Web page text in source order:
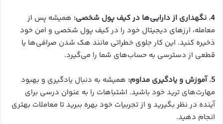
4. نگهداری از دارایی‌ها در کیف پول شخصی:
همیشه پس از
معامله، ارزهای دیجیتال خود را در کیف پول شخصی و امن خود
ذخیره کنید. این کار جلوی خطراتی مانند هک شدن صرافی‌ها یا
قطعی از دسترسی به حساب‌های شما را می‌گیرد.
5. آموزش و یادگیری مداوم:
همیشه به دنبال یادگیری و بهبود
مهارت‌های ترید خود باشید. اشتباهات را به عنوان درسی برای
آینده در نظر بگیرید و از تجربیات خود بهره ببرید تا معاملات بهتری
انجام دهید.